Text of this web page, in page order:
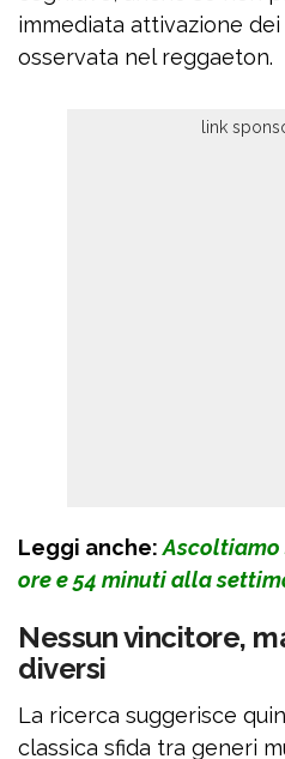
immediata attivazione
osservata nel reggaeton.
Leggi anche:Ascoltiamo
ore e 54 minuti alla
Nessun vincitore,
diversi
La ricerca suggerisce
classica sfida tra generi